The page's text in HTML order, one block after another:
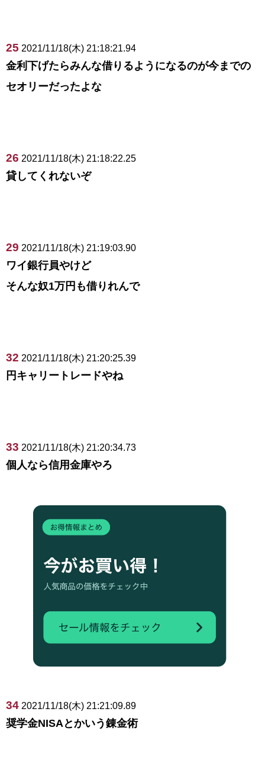
25 2021/11/18(木) 21:18:21.94
金利下げたらみんな借りるようになるのが今までの
セオリーだったよな
26 2021/11/18(木) 21:18:22.25
貸してくれないぞ
29 2021/11/18(木) 21:19:03.90
ワイ銀行員やけど
そんな奴1万円も借りれんで
32 2021/11/18(木) 21:20:25.39
円キャリートレードやね
33 2021/11/18(木) 21:20:34.73
個人なら信用金庫やろ
34 2021/11/18(木) 21:21:09.89
奨学金NISAとかいう錬金術